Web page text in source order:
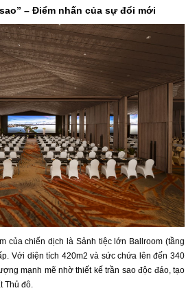
– Điểm nhấn của sự đổi mới
của chiến dịch là Sảnh tiệc lớn Ballroom (tầng
Với diện tích 420m2 và sức chứa lên đến 340
mạnh mẽ nhờ thiết kế trần sao độc đáo, tạo
Thủ đô.